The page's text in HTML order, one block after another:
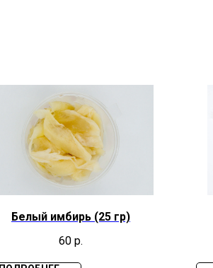
Белый имбирь (25 гр)
60 р.